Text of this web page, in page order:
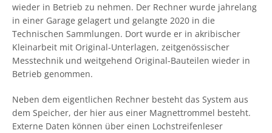
wieder in Betrieb zu nehmen. Der Rechner wurde jahrelang
in einer Garage gelagert und gelangte 2020 in die
Technischen Sammlungen. Dort wurde er in akribischer
Kleinarbeit mit Original-Unterlagen, zeitgenössischer
Messtechnik und weitgehend Original-Bauteilen wieder in
Betrieb genommen.
Neben dem eigentlichen Rechner besteht das System aus
dem Speicher, der hier aus einer Magnettrommel besteht.
Externe Daten können über einen Lochstreifenleser